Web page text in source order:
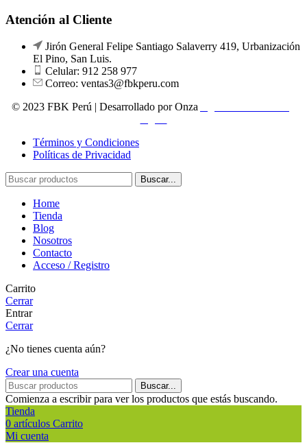
Atención al Cliente
Jirón General Felipe Santiago Salaverry 419, Urbanización
El Pino, San Luis.
Celular: 912 258 977
Correo: ventas3@fbkperu.com
© 2023 FBK Perú | Desarrollado por Onza
Términos y Condiciones
Políticas de Privacidad
Buscar...
Home
Tienda
Blog
Nosotros
Contacto
Acceso / Registro
Carrito
Cerrar
Entrar
Cerrar
¿No tienes cuenta aún?
Crear una cuenta
Buscar...
Comienza a escribir para ver los productos que estás buscando.
Tienda
0 artículos Carrito
Mi cuenta